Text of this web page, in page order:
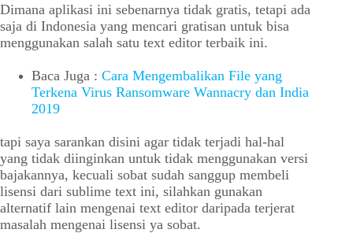
Dimana aplikasi ini sebenarnya tidak gratis, tetapi ada
saja di Indonesia yang mencari gratisan untuk bisa
menggunakan salah satu text editor terbaik ini.
Baca Juga : Cara Mengembalikan File yang
Terkena Virus Ransomware Wannacry dan India
2019
tapi saya sarankan disini agar tidak terjadi hal-hal
yang tidak diinginkan untuk tidak menggunakan versi
bajakannya, kecuali sobat sudah sanggup membeli
lisensi dari sublime text ini, silahkan gunakan
alternatif lain mengenai text editor daripada terjerat
masalah mengenai lisensi ya sobat.